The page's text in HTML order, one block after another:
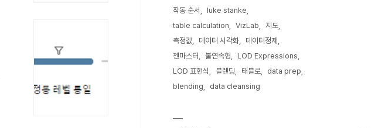
작동 순서
luke stanke
table calculation
VizLab
지도
측정값
데이터 시각화
데이터정제
젠마스터
불연속형
LOD Expressions
LOD 표현식
블렌딩 태블로
data prep
blending
data cleansing